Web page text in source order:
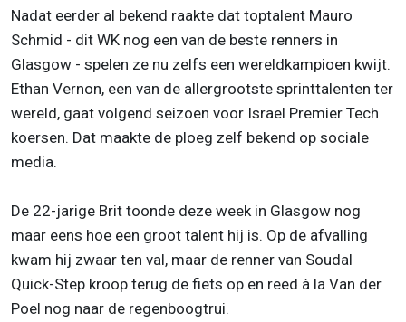
Nadat eerder al bekend raakte dat toptalent Mauro
Schmid - dit WK nog een van de beste renners in
Glasgow - spelen ze nu zelfs een wereldkampioen kwijt.
Ethan Vernon, een van de allergrootste sprinttalenten ter
wereld, gaat volgend seizoen voor Israel Premier Tech
koersen. Dat maakte de ploeg zelf bekend op sociale
media.
De 22-jarige Brit toonde deze week in Glasgow nog
maar eens hoe een groot talent hij is. Op de afvalling
kwam hij zwaar ten val, maar de renner van Soudal
Quick-Step kroop terug de fiets op en reed à la Van der
Poel nog naar de regenboogtrui.